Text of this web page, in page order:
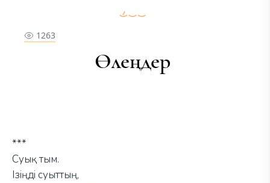
1263
Өлеңдер
***
Суық тым.
Ізіңді суыттың,